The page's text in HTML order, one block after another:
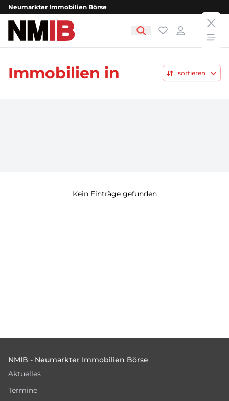
Neumarkter Immobilien Börse
NMIB - Neumarkter Immobilien BörseFavoriten
Login
Immobilien in sortieren
Kein Einträge gefunden
NMIB - Neumarkter Immobilien Börse
Aktuelles
Termine